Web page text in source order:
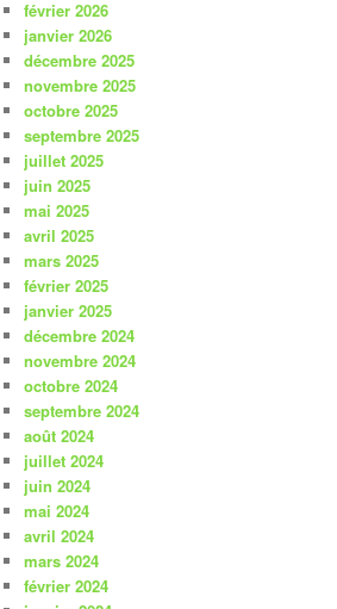
février 2026
janvier 2026
décembre 2025
novembre 2025
octobre 2025
septembre 2025
juillet 2025
juin 2025
mai 2025
avril 2025
mars 2025
février 2025
janvier 2025
décembre 2024
novembre 2024
octobre 2024
septembre 2024
août 2024
juillet 2024
juin 2024
mai 2024
avril 2024
mars 2024
février 2024